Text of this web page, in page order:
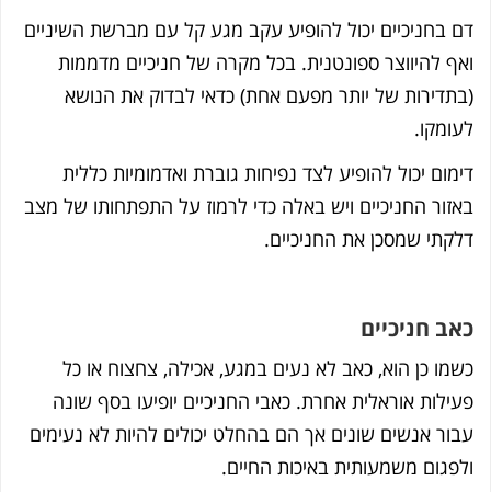
בחניכיים יכול להופיע עקב מגע קל עם מברשת השיניים
להיווצר ספונטנית. בכל מקרה של חניכיים מדממות
של יותר מפעם אחת) כדאי לבדוק את הנושא
יכול להופיע לצד נפיחות גוברת ואדמומיות כללית
החניכיים ויש באלה כדי לרמוז על התפתחותו של מצב
שמסכן את החניכיים.
חניכיים
כן הוא, כאב לא נעים במגע, אכילה, צחצוח או כל
אוראלית אחרת. כאבי החניכיים יופיעו בסף שונה
אנשים שונים אך הם בהחלט יכולים להיות לא נעימים
משמעותית באיכות החיים.